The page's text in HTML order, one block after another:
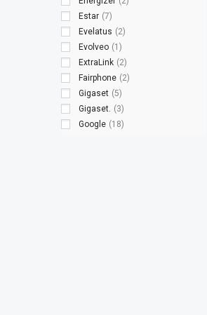
Estar (7)
Evelatus (2)
Evolveo (1)
ExtraLink (2)
Fairphone (2)
Gigaset (5)
Gigaset. (3)
Google (18)